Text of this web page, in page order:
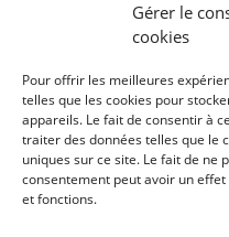
Gérer le
cookies
Pour offrir les meilleures
telles que les cookies pour
appareils. Le fait de consentir à
traiter des données telles que le
uniques sur ce site. Le fait de ne
consentement peut avoir un
et fonctions.